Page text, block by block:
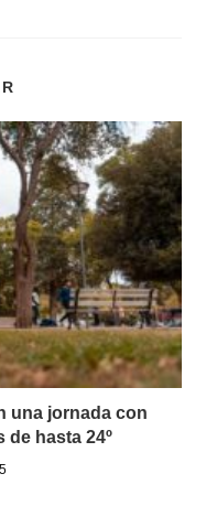
una jornada con
de hasta 24º